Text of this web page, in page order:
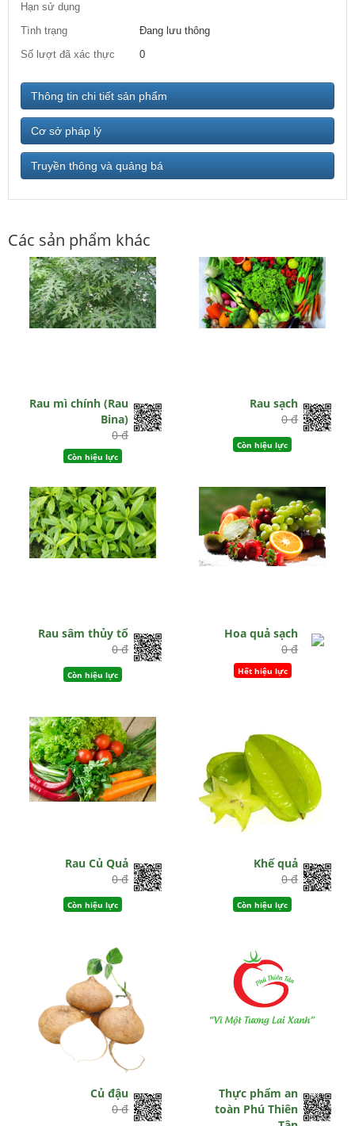
Hạn sử dụng
Tình trạng
Đang lưu thông
Số lượt đã xác thực
0
Thông tin chi tiết sản phẩm
Cơ sở pháp lý
Truyền thông và quảng bá
Các sản phẩm khác
Rau mì chính (Rau
Bina)
0 đ
Còn hiệu lực
Rau sạch
0 đ
Còn hiệu lực
Rau sâm thủy tổ
0 đ
Còn hiệu lực
Hoa quả sạch
0 đ
Hết hiệu lực
Rau Củ Quả
0 đ
Còn hiệu lực
Khế quả
0 đ
Còn hiệu lực
Củ đậu
0 đ
Thực phẩm an
toàn Phú Thiên